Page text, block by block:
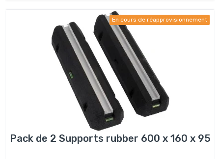
En cours de réapprovisionnement
Pack de 2 Supports rubber 600 x 160 x 95